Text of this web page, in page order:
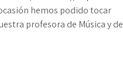
hemos podido tocar
profesora de Música y de